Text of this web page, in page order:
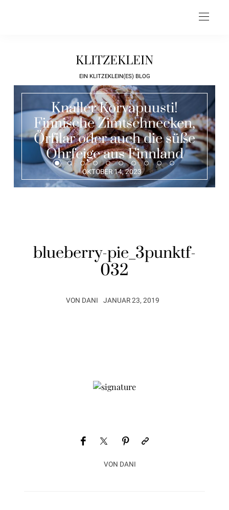
KLITZEKLEIN
EIN KLITZEKLEIN(ES) BLOG
Knaller Korvapuusti!
Finnische Zimtschnecken,
Örfilar oder auch die süße
Ohrfeige aus Finnland
OKTOBER 14, 2023
blueberry-pie_3punktf-
032
VON DANI JANUAR 23, 2019
VON DANI